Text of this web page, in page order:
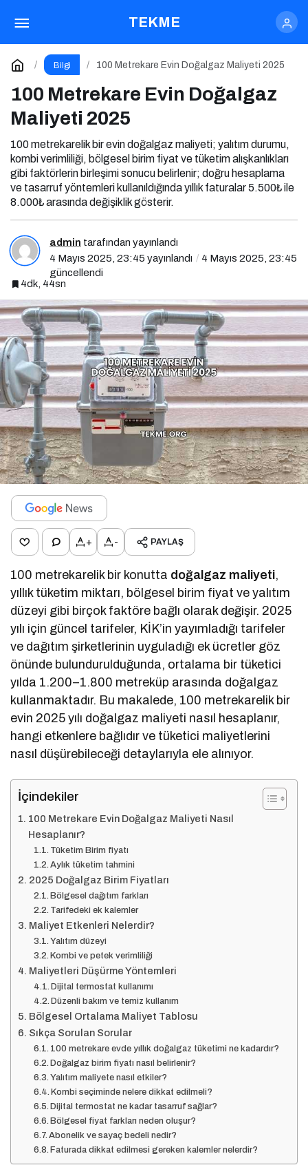
TEKME
Bilgi 100 Metrekare Evin Doğalgaz Maliyeti 2025
100 Metrekare Evin Doğalgaz
Maliyeti 2025
100 metrekarelik bir evin doğalgaz maliyeti; yalıtım durumu,
kombi verimliliği, bölgesel birim fiyat ve tüketim alışkanlıkları
gibi faktörlerin birleşimi sonucu belirlenir; doğru hesaplama
ve tasarruf yöntemleri kullanıldığında yıllık faturalar 5.500₺ ile
8.000₺ arasında değişiklik gösterir.
admin tarafından yayınlandı
4 Mayıs 2025, 23:45 yayınlandı
4 Mayıs 2025, 23:45
güncellendi
4dk, 44sn
+ - PAYLAŞ
100 metrekarelik bir konutta doğalgaz maliyeti,
yıllık tüketim miktarı, bölgesel birim fiyat ve yalıtım
düzeyi gibi birçok faktöre bağlı olarak değişir. 2025
yılı için güncel tarifeler, KİK’in yayımladığı tarifeler
ve dağıtım şirketlerinin uyguladığı ek ücretler göz
önünde bulundurulduğunda, ortalama bir tüketici
yılda 1.200–1.800 metreküp arasında doğalgaz
kullanmaktadır. Bu makalede, 100 metrekarelik bir
evin 2025 yılı doğalgaz maliyeti nasıl hesaplanır,
hangi etkenlere bağlıdır ve tüketici maliyetlerini
nasıl düşürebileceği detaylarıyla ele alınıyor.
İçindekiler
100 Metrekare Evin Doğalgaz Maliyeti Nasıl
Hesaplanır?
Tüketim Birim fiyatı
Aylık tüketim tahmini
2025 Doğalgaz Birim Fiyatları
Bölgesel dağıtım farkları
Tarifedeki ek kalemler
Maliyet Etkenleri Nelerdir?
Yalıtım düzeyi
Kombi ve petek verimliliği
Maliyetleri Düşürme Yöntemleri
Dijital termostat kullanımı
Düzenli bakım ve temiz kullanım
Bölgesel Ortalama Maliyet Tablosu
Sıkça Sorulan Sorular
100 metrekare evde yıllık doğalgaz tüketimi ne kadardır?
Doğalgaz birim fiyatı nasıl belirlenir?
Yalıtım maliyete nasıl etkiler?
Kombi seçiminde nelere dikkat edilmeli?
Dijital termostat ne kadar tasarruf sağlar?
Bölgesel fiyat farkları neden oluşur?
Abonelik ve sayaç bedeli nedir?
Faturada dikkat edilmesi gereken kalemler nelerdir?
100 Metrekare Evin Doğalgaz Maliyeti 2025
Yorum Yap